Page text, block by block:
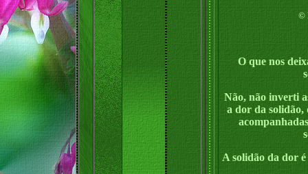
©
O que nos
Não, não inverti
a dor da solidão,
A solidão da dor